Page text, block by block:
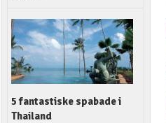
5 fantastiske spabade i
Thailand